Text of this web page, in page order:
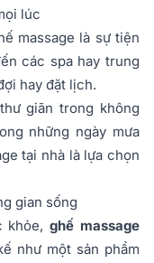
lúc
massage là sự tiện
các spa hay trung
hay đặt lịch.
giãn trong không
những ngày mưa
tại nhà là lựa chọn
gian sống
khỏe,ghế massage
như một sản phẩm